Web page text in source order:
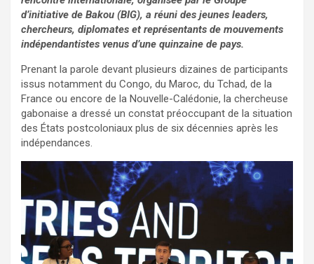
d’initiative de Bakou (BIG), a réuni des jeunes leaders,
chercheurs, diplomates et représentants de mouvements
indépendantistes venus d’une quinzaine de pays.
Prenant la parole devant plusieurs dizaines de participants
issus notamment du Congo, du Maroc, du Tchad, de la
France ou encore de la Nouvelle-Calédonie, la chercheuse
gabonaise a dressé un constat préoccupant de la situation
des États postcoloniaux plus de six décennies après les
indépendances.